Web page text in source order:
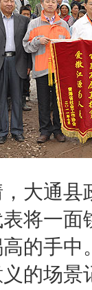
通县
将一
的手
的场景